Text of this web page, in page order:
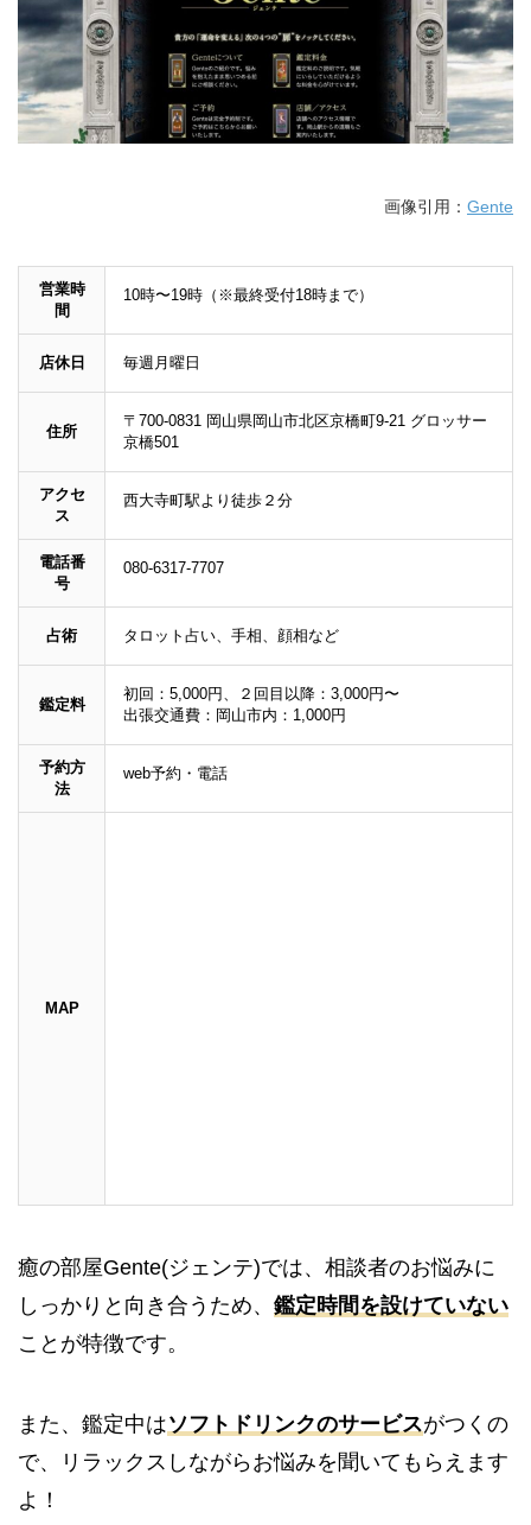
画像引用： Gente
営業時
間
10時〜19時（※最終受付18時まで）
店休日 毎週月曜日
住所
〒700-0831 岡山県岡山市北区京橋町9-21 グロッサー
京橋501
アクセ
ス
西大寺町駅より徒歩２分
電話番
号
080-6317-7707
占術 タロット占い、手相、顔相など
鑑定料
初回：5,000円、２回目以降：3,000円〜
出張交通費：岡山市内：1,000円
予約方
法
web予約・電話
MAP
癒の部屋Gente(ジェンテ)では、相談者のお悩みに
しっかりと向き合うため、 鑑定時間を設けていない
ことが特徴です。
また、鑑定中はソフトドリンクのサービスがつくの
で、リラックスしながらお悩みを聞いてもらえます
よ！